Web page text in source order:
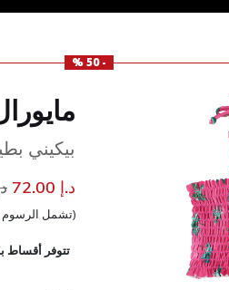
- 50 %
بيكيني
د.إ 72.00
(تشمل الرسوم
تتوفر أقساط